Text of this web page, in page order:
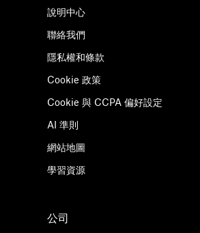
說明中心
聯絡我們
隱私權和條款
Cookie 政策
Cookie 與 CCPA 偏好設定
AI 準則
網站地圖
學習資源
公司